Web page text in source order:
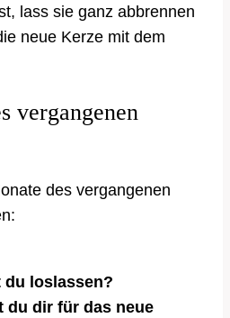
lass sie ganz abbrennen
neue Kerze mit dem
vergangenen
des vergangenen
du loslassen?
du dir für das neue